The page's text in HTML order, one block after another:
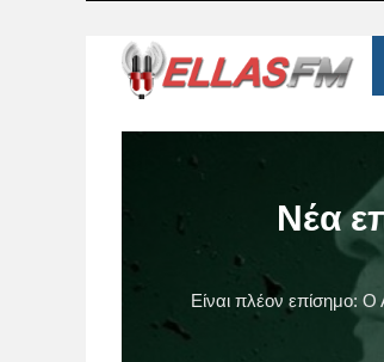
Νέα
Είναι πλέον επίσημο: